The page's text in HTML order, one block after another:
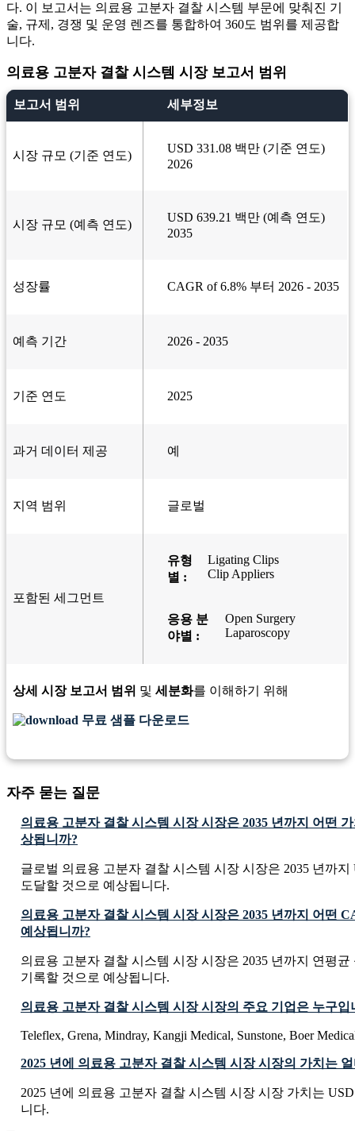
다. 이 보고서는 의료용 고분자 결찰 시스템 부문에 맞춰진 기
술, 규제, 경쟁 및 운영 렌즈를 통합하여 360도 범위를 제공합
니다.
의료용 고분자 결찰 시스템 시장 보고서 범위
보고서 범위 세부정보
시장 규모 (기준 연도)
USD 331.08 백만 (기준 연도)
2026
시장 규모 (예측 연도)
USD 639.21 백만 (예측 연도)
2035
성장률 CAGR of 6.8% 부터 2026 - 2035
예측 기간 2026 - 2035
기준 연도 2025
과거 데이터 제공 예
지역 범위 글로벌
포함된 세그먼트
유형
별 :
Ligating Clips
Clip Appliers
응용 분
야별 :
Open Surgery
Laparoscopy
상세 시장 보고서 범위 및 세분화를 이해하기 위해
무료 샘플 다운로드
자주 묻는 질문
의료용 고분자 결찰 시스템 시장 시장은 2035 년까지 어떤
상됩니까?
글로벌 의료용 고분자 결찰 시스템 시장 시장은 2035 년까지
도달할 것으로 예상됩니다.
의료용 고분자 결찰 시스템 시장 시장은 2035 년까지 어떤
예상됩니까?
의료용 고분자 결찰 시스템 시장 시장은 2035 년까지 연평균
기록할 것으로 예상됩니다.
의료용 고분자 결찰 시스템 시장 시장의 주요 기업은 누구입
Teleflex, Grena, Mindray, Kangji Medical, Sunstone, Boer
2025 년에 의료용 고분자 결찰 시스템 시장 시장의 가치는
2025 년에 의료용 고분자 결찰 시스템 시장 시장 가치는
니다.